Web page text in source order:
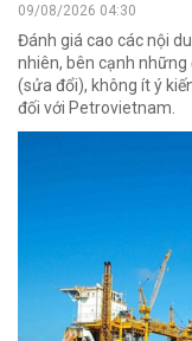
09/08/2026 04:30
Đánh giá cao các nội
nhiên, bên cạnh những
(sửa đổi), không ít ý
đối với Petrovietnam.